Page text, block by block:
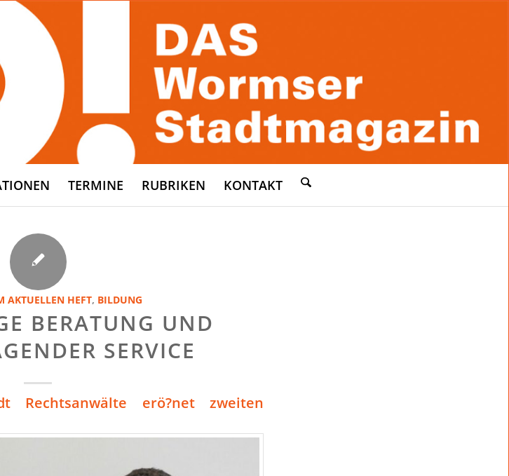
TERMINE RUBRIKEN KONTAKT
AKTUELLEN HEFT, BILDUNG
BERATUNG UND
SERVICE
Rechtsanwälte erö?net zweiten